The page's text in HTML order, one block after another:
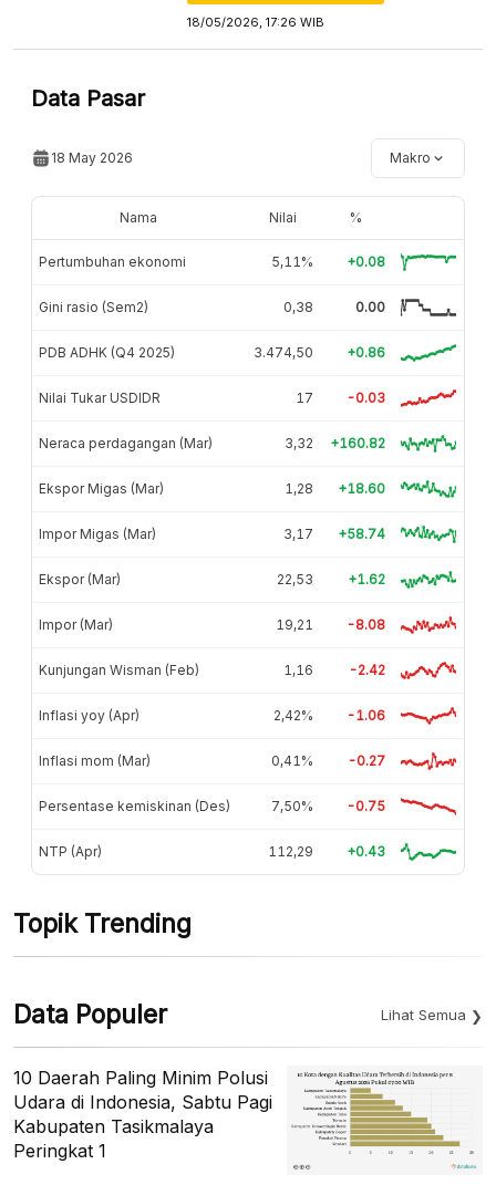
18/05/2026, 17:26 WIB
Data Pasar
18 May 2026 Makro
Nama Nilai %
Pertumbuhan ekonomi 5,11% +0.08
Gini rasio (Sem2) 0,38 0.00
PDB ADHK (Q4 2025) 3.474,50 +0.86
Nilai Tukar USDIDR 17 -0.03
Neraca perdagangan (Mar) 3,32 +160.82
Ekspor Migas (Mar) 1,28 +18.60
Impor Migas (Mar) 3,17 +58.74
Ekspor (Mar) 22,53 +1.62
Impor (Mar) 19,21 -8.08
Kunjungan Wisman (Feb) 1,16 -2.42
Inflasi yoy (Apr) 2,42% -1.06
Inflasi mom (Mar) 0,41% -0.27
Persentase kemiskinan (Des) 7,50% -0.75
NTP (Apr) 112,29 +0.43
Topik Trending
Data Populer Lihat Semua
10 Daerah Paling Minim Polusi
Udara di Indonesia, Sabtu Pagi
Kabupaten Tasikmalaya
Peringkat 1